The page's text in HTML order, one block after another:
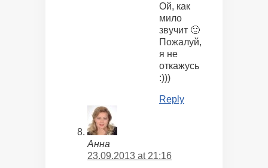
Ой, как
мило
звучит 🙂
Пожалуй,
я не
откажусь
:)))
Reply
Анна
23.09.2013 at 21:16